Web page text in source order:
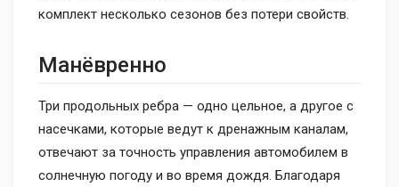
комплект несколько сезонов без потери свойств.
Манёвренно
Три продольных ребра — одно цельное, а другое с
насечками, которые ведут к дренажным каналам,
отвечают за точность управления автомобилем в
солнечную погоду и во время дождя. Благодаря